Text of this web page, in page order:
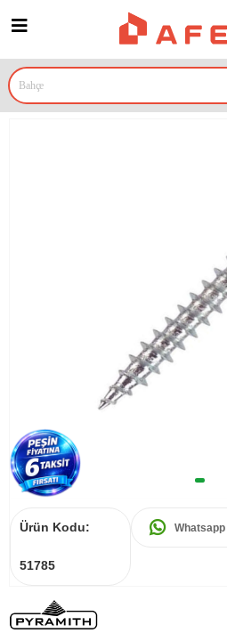
Ürün Kodu:
51785
Whatsapp